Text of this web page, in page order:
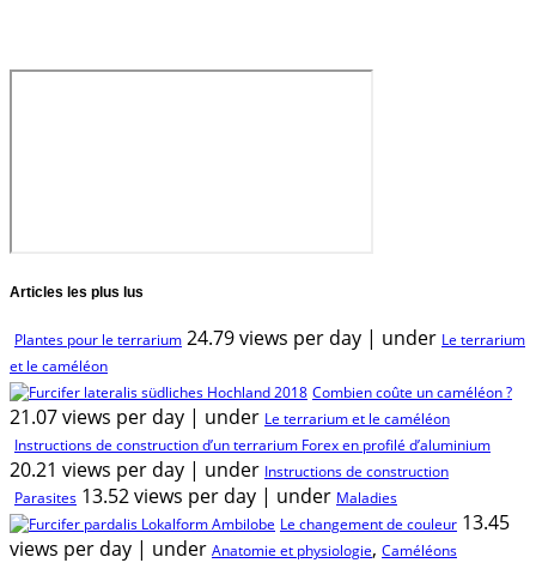
Articles les plus lus
Plantes pour le terrarium 24.79 views per day | under Le terrarium
et le caméléon
Combien coûte un caméléon ?
21.07 views per day | under Le terrarium et le caméléon
Instructions de construction d’un terrarium Forex en profilé d’aluminium
20.21 views per day | under Instructions de construction
Parasites 13.52 views per day | under Maladies
Le changement de couleur 13.45
views per day | under Anatomie et physiologie, Caméléons